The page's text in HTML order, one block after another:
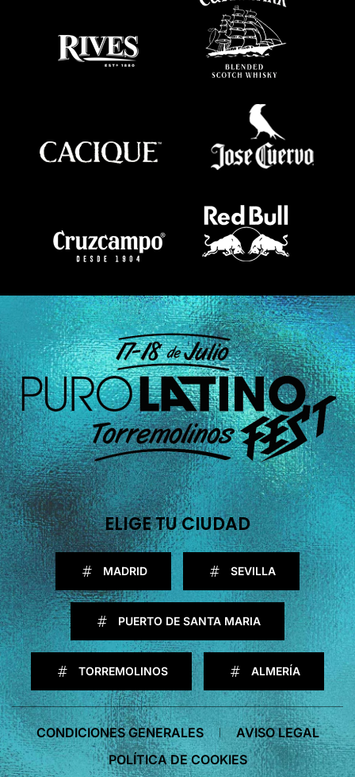
ELIGE TU CIUDAD
MADRID SEVILLA
PUERTO DE SANTA MARIA
TORREMOLINOS ALMERÍA
CONDICIONES GENERALES
AVISO LEGAL
POLÍTICA DE COOKIES